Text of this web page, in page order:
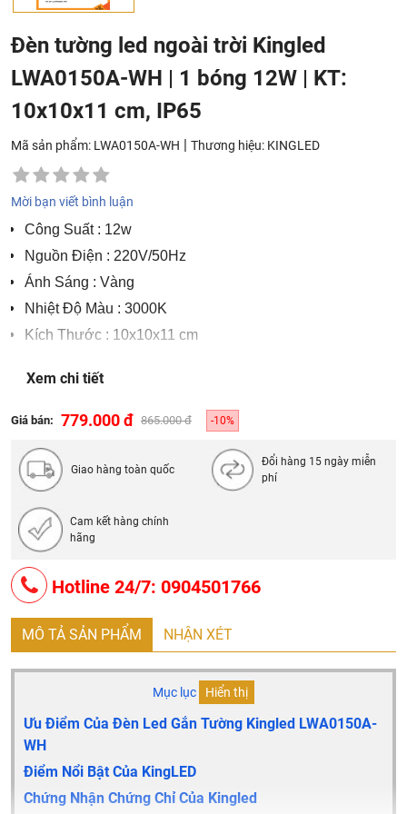
Đèn tường led ngoài trời Kingled
LWA0150A-WH | 1 bóng 12W | KT:
10x10x11 cm, IP65
Mã sản phẩm: LWA0150A-WH | Thương hiệu: KINGLED
Mời bạn viết bình luận
Công Suất: 12w
Nguồn Điện : 220V/50Hz
Ánh Sáng : Vàng
Nhiệt Độ Màu : 3000K
Kích Thước : 10x10x11 cm
Chất Liệu: Nhôm cao cấp
Tiêu Chuẩn: IP 65
Tuổi Thọ: 50.000 giờ
Bảo Hành
Quy cách đóng gói: 10 chiếc/thùng
Xem chi tiết
Giá bán: 779.000 đ 865.000 đ -10%
Giao hàng toàn quốc
Đổi hàng 15 ngày miễn
phí
Cam kết hàng chính
hãng
Hotline 24/7: 0904501766
MÔ TẢ SẢN PHẨM NHẬN XÉT
Mục lục Hiển thị
Ưu Điểm Của Đèn Led Gắn Tường Kingled LWA0150A-
WH
Điểm Nổi Bật Của KingLED
Chứng Nhận Chứng Chỉ Của Kingled